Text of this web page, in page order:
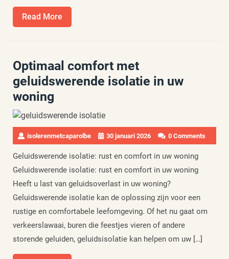
Read More
More
Optimaal comfort met
geluidswerende isolatie in uw
woning
isolerenmetcaparolbe 30 januari 2026 0 Comments
Geluidswerende isolatie: rust en comfort in uw woning
Geluidswerende isolatie: rust en comfort in uw woning
Heeft u last van geluidsoverlast in uw woning?
Geluidswerende isolatie kan de oplossing zijn voor een
rustige en comfortabele leefomgeving. Of het nu gaat om
verkeerslawaai, buren die feestjes vieren of andere
storende geluiden, geluidsisolatie kan helpen om uw […]